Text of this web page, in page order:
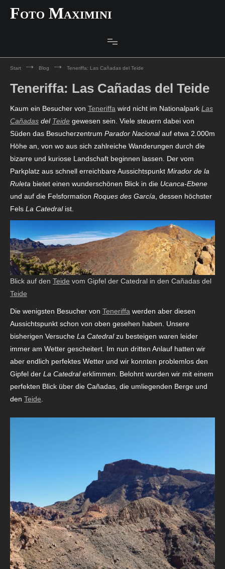
InhaltFoto Maximini
Start Blog Teneriffa: Las Cañadas del Teide
Teneriffa: Las Cañadas del Teide
Kaum ein Besucher von Teneriffa wird nicht im Nationalpark Las
Cañadas del Teide gewesen sein. Viele steuern dabei von
Süden das Besucherzentrum Parador Nacionalauf etwa 2.000m
Höhe an, von wo aus sich zahlreiche Wanderungen durch die
bizarre und kuriose Landschaft beginnen lassen. Der vom
Parkplatz aus schnell erreichbare Aussichtspunkt Mirador de la
Ruleta bietet einen wunderschönen Blick in die Ucanca-Ebene
und auf die Felsformation Roques des García , dessen höchster
Fels La Catedralist.
Blick auf den Teide vom Gipfel der Catedral in den Cañadas del
Teide
Die wenigsten Besucher von Teneriffa werden aber diesen
Aussichtspunkt schon von oben gesehen haben. Unsere
bisherigen Versuche La Catedralzu besteigen waren leider
immer am Wetter gescheitert. Im nun dritten Anlauf hatten wir
aber endlich perfektes Wetter und wir konnten problemlos den
Gipfel der La Catedralerklimmen. Belohnt wurden wir mit einem
perfekten Blick über die Cañadas, die umliegenden Berge und
den Teide